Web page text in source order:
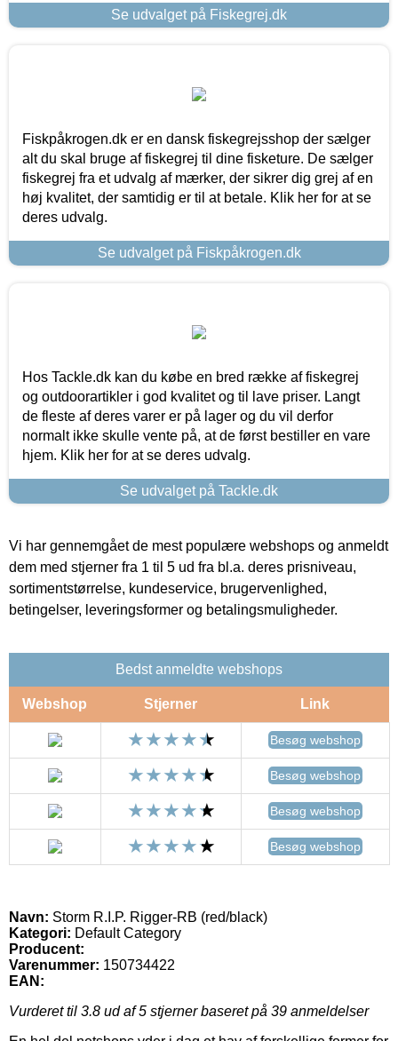
Se udvalget på Fiskegrej.dk
Fiskpåkrogen.dk er en dansk fiskegrejsshop der sælger
alt du skal bruge af fiskegrej til dine fisketure. De sælger
fiskegrej fra et udvalg af mærker, der sikrer dig grej af en
høj kvalitet, der samtidig er til at betale. Klik her for at se
deres udvalg.
Se udvalget på Fiskpåkrogen.dk
Hos Tackle.dk kan du købe en bred række af fiskegrej
og outdoorartikler i god kvalitet og til lave priser. Langt
de fleste af deres varer er på lager og du vil derfor
normalt ikke skulle vente på, at de først bestiller en vare
hjem. Klik her for at se deres udvalg.
Se udvalget på Tackle.dk
Vi har gennemgået de mest populære webshops og anmeldt
dem med stjerner fra 1 til 5 ud fra bl.a. deres prisniveau,
sortimentstørrelse, kundeservice, brugervenlighed,
betingelser, leveringsformer og betalingsmuligheder.
Bedst anmeldte webshops
Webshop Stjerner Link
Besøg webshop
Besøg webshop
Besøg webshop
Besøg webshop
Navn: Storm R.I.P. Rigger-RB (red/black)
Kategori: Default Category
Producent:
Varenummer: 150734422
EAN:
Vurderet til 3.8 ud af 5 stjerner baseret på 39 anmeldelser